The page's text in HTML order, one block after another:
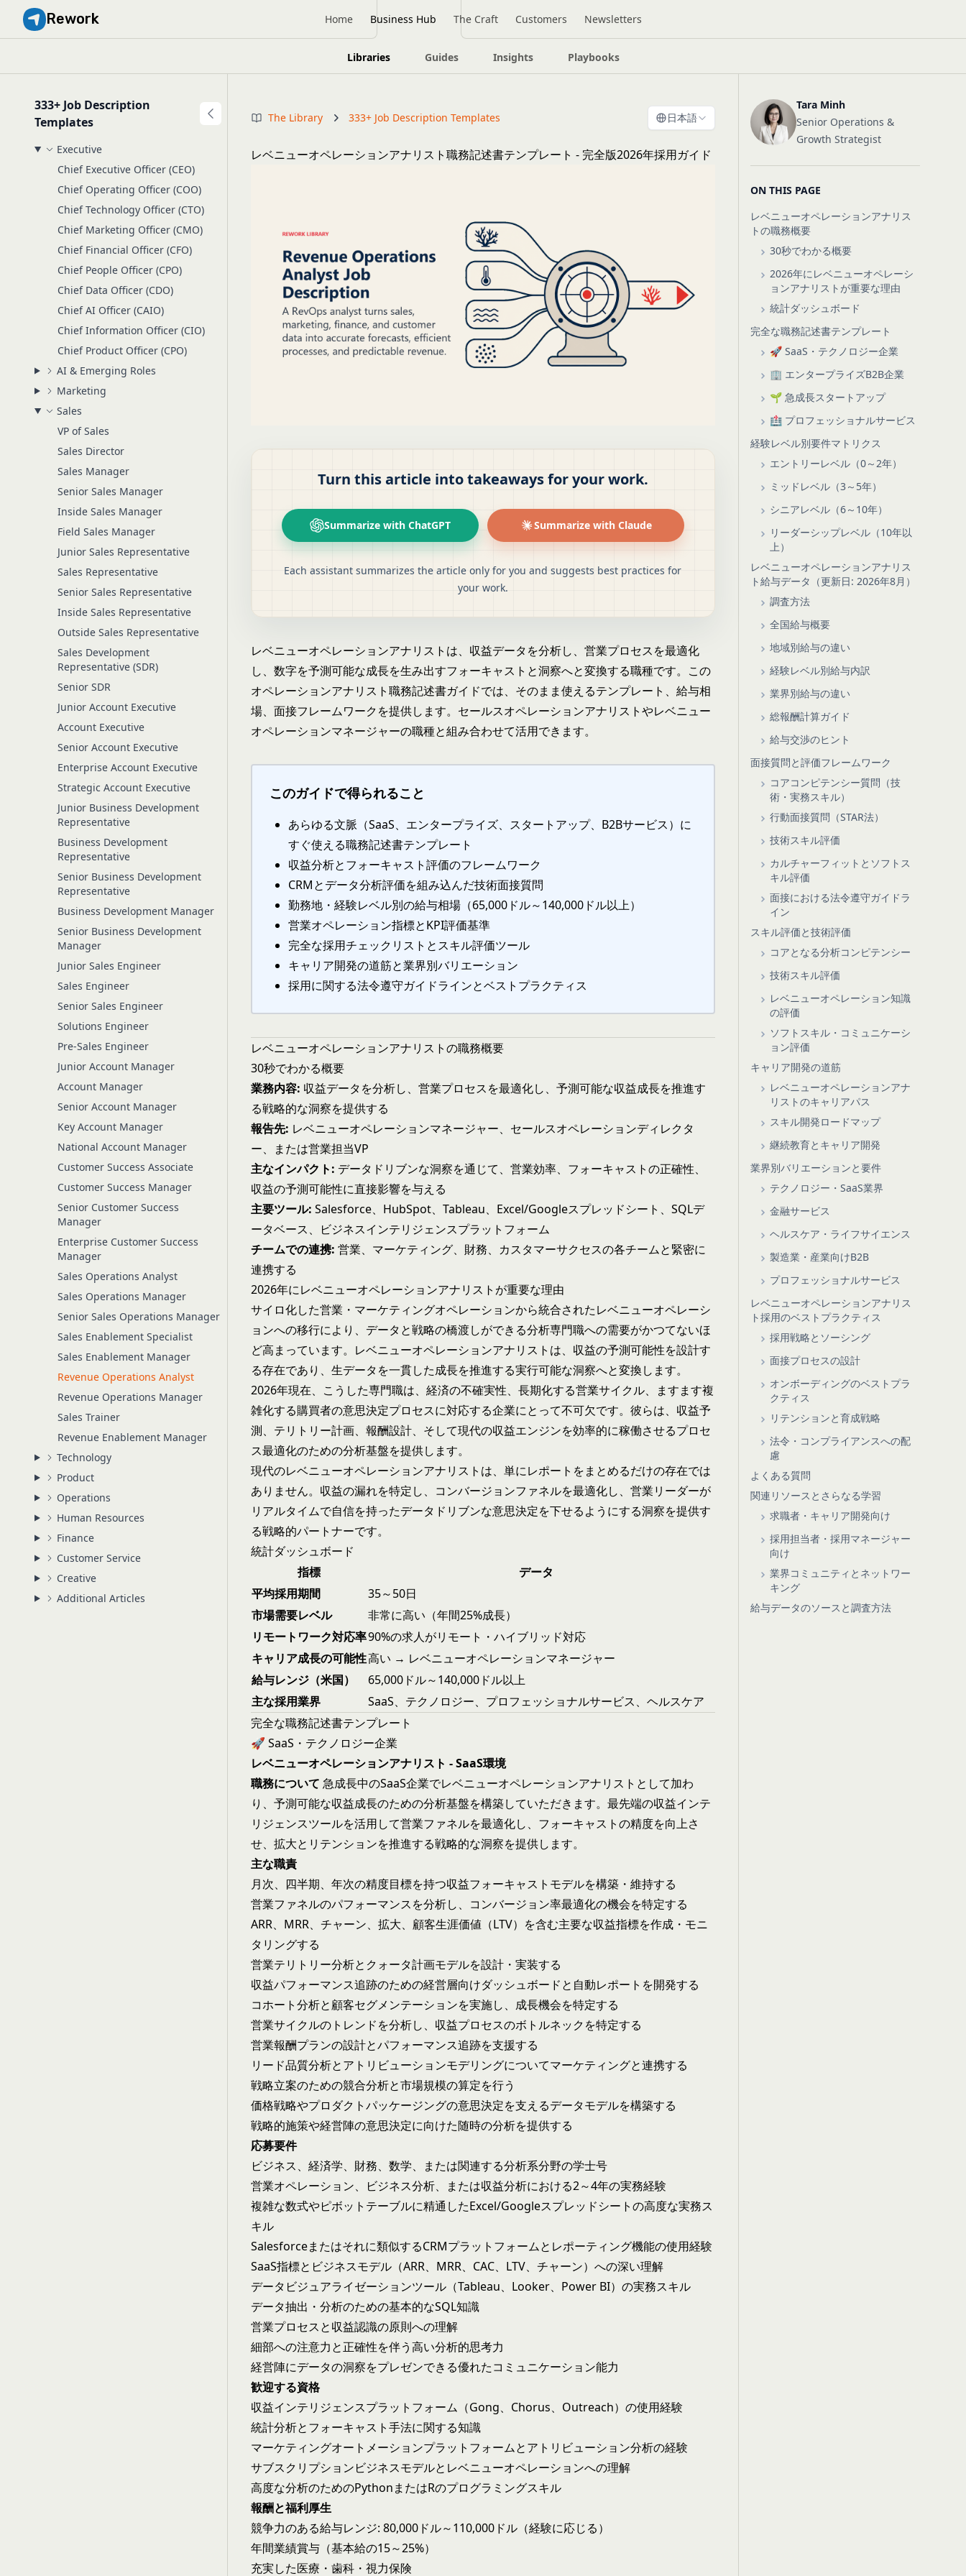
Rework Home Business Hub The Craft Customers Newsletters
Libraries Guides Insights Playbooks
333+ Job Description
Templates
Executive
Chief Executive Officer (CEO)
Chief Operating Officer (COO)
Chief Technology Officer (CTO)
Chief Marketing Officer (CMO)
Chief Financial Officer (CFO)
Chief People Officer (CPO)
Chief Data Officer (CDO)
Chief AI Officer (CAIO)
Chief Information Officer (CIO)
Chief Product Officer (CPO)
AI & Emerging Roles
Marketing
Sales
VP of Sales
Sales Director
Sales Manager
Senior Sales Manager
Inside Sales Manager
Field Sales Manager
Junior Sales Representative
Sales Representative
Senior Sales Representative
Inside Sales Representative
Outside Sales Representative
Sales Development
Representative (SDR)
Senior SDR
Junior Account Executive
Account Executive
Senior Account Executive
Enterprise Account Executive
Strategic Account Executive
Junior Business Development
Representative
Business Development
Representative
Senior Business Development
Representative
Business Development Manager
Senior Business Development
Manager
Junior Sales Engineer
Sales Engineer
Senior Sales Engineer
Solutions Engineer
Pre-Sales Engineer
Junior Account Manager
Account Manager
Senior Account Manager
Key Account Manager
National Account Manager
Customer Success Associate
Customer Success Manager
Senior Customer Success
Manager
Enterprise Customer Success
Manager
Sales Operations Analyst
Sales Operations Manager
Senior Sales Operations Manager
Sales Enablement Specialist
Sales Enablement Manager
Revenue Operations Analyst
Revenue Operations Manager
Sales Trainer
Revenue Enablement Manager
Technology
Product
Operations
Human Resources
Finance
Customer Service
Creative
Additional Articles
The Library 333+ Job Description Templates 日本語
レベニューオペレーションアナリスト職務記述書テンプレート - 完全版2026年採用ガイド
Turn this article into takeaways for your work.
Summarize with ChatGPT Summarize with Claude
Each assistant summarizes the article only for you and suggests best practices for
your work.
レベニューオペレーションアナリストは、収益データを分析し、営業プロセスを最適化
し、数字を予測可能な成長を生み出すフォーキャストと洞察へと変換する職種です。この
オペレーションアナリスト職務記述書ガイドでは、そのまま使えるテンプレート、給与相
場、面接フレームワークを提供します。 セールスオペレーションアナリストやレベニュー
オペレーションマネージャーの職種と組み合わせて活用できます。
このガイドで得られること
あらゆる文脈（SaaS、エンタープライズ、スタートアップ、B2Bサービス）に
すぐ使える職務記述書テンプレート
収益分析とフォーキャスト評価のフレームワーク
CRMとデータ分析評価を組み込んだ技術面接質問
勤務地・経験レベル別の給与相場（65,000ドル～140,000ドル以上）
営業オペレーション指標とKPI評価基準
完全な採用チェックリストとスキル評価ツール
キャリア開発の道筋と業界別バリエーション
採用に関する法令遵守ガイドラインとベストプラクティス
レベニューオペレーションアナリストの職務概要
30秒でわかる概要
業務内容: 収益データを分析し、営業プロセスを最適化し、予測可能な収益成長を推進す
る戦略的な洞察を提供する
報告先: レベニューオペレーションマネージャー、セールスオペレーションディレクタ
ー、または営業担当VP
主なインパクト: データドリブンな洞察を通じて、営業効率、フォーキャストの正確性、
収益の予測可能性に直接影響を与える
主要ツール: Salesforce、HubSpot、Tableau、Excel/Googleスプレッドシート、SQLデ
ータベース、ビジネスインテリジェンスプラットフォーム
チームでの連携: 営業、マーケティング、財務、カスタマーサクセスの各チームと緊密に
連携する
2026年にレベニューオペレーションアナリストが重要な理由
サイロ化した営業・マーケティングオペレーションから統合されたレベニューオペレーシ
ョンへの移行により、データと戦略の橋渡しができる分析専門職への需要がかつてないほ
ど高まっています。レベニューオペレーションアナリストは、収益の予測可能性を設計す
る存在であり、生データを一貫した成長を推進する実行可能な洞察へと変換します。
2026年現在、こうした専門職は、経済の不確実性、長期化する営業サイクル、ますます複
雑化する購買者の意思決定プロセスに対応する企業にとって不可欠です。彼らは、収益予
測、テリトリー計画、報酬設計、そして現代の収益エンジンを効率的に稼働させるプロセ
ス最適化のための分析基盤を提供します。
現代のレベニューオペレーションアナリストは、単にレポートをまとめるだけの存在では
ありません。収益の漏れを特定し、コンバージョンファネルを最適化し、営業リーダーが
リアルタイムで自信を持ったデータドリブンな意思決定を下せるようにする洞察を提供す
る戦略的パートナーです。
統計ダッシュボード
指標
データ
平均採用期間
35～50日
市場需要レベル
非常に高い（年間25%成長）
リモートワーク対応率90%の求人がリモート・ハイブリッド対応
キャリア成長の可能性高い → レベニューオペレーションマネージャー
給与レンジ（米国）
65,000ドル～140,000ドル以上
主な採用業界
SaaS、テクノロジー、プロフェッショナルサービス、ヘルスケア
完全な職務記述書テンプレート
🚀 SaaS・テクノロジー企業
レベニューオペレーションアナリスト - SaaS環境
職務について 急成長中のSaaS企業でレベニューオペレーションアナリストとして加わ
り、予測可能な収益成長のための分析基盤を構築していただきます。最先端の収益インテ
リジェンスツールを活用して営業ファネルを最適化し、フォーキャストの精度を向上さ
せ、拡大とリテンションを推進する戦略的な洞察を提供します。
主な職責
月次、四半期、年次の精度目標を持つ収益フォーキャストモデルを構築・維持する
営業ファネルのパフォーマンスを分析し、コンバージョン率最適化の機会を特定する
ARR、MRR、チャーン、拡大、顧客生涯価値（LTV）を含む主要な収益指標を作成・モニ
タリングする
営業テリトリー分析とクォータ計画モデルを設計・実装する
収益パフォーマンス追跡のための経営層向けダッシュボードと自動レポートを開発する
コホート分析と顧客セグメンテーションを実施し、成長機会を特定する
営業サイクルのトレンドを分析し、収益プロセスのボトルネックを特定する
営業報酬プランの設計とパフォーマンス追跡を支援する
リード品質分析とアトリビューションモデリングについてマーケティングと連携する
戦略立案のための競合分析と市場規模の算定を行う
価格戦略やプロダクトパッケージングの意思決定を支えるデータモデルを構築する
戦略的施策や経営陣の意思決定に向けた随時の分析を提供する
応募要件
ビジネス、経済学、財務、数学、または関連する分析系分野の学士号
営業オペレーション、ビジネス分析、または収益分析における2～4年の実務経験
複雑な数式やピボットテーブルに精通したExcel/Googleスプレッドシートの高度な実務ス
キル
Salesforceまたはそれに類似するCRMプラットフォームとレポーティング機能の使用経験
SaaS指標とビジネスモデル（ARR、MRR、CAC、LTV、チャーン）への深い理解
データビジュアライゼーションツール（Tableau、Looker、Power BI）の実務スキル
データ抽出・分析のための基本的なSQL知識
営業プロセスと収益認識の原則への理解
細部への注意力と正確性を伴う高い分析的思考力
経営陣にデータの洞察をプレゼンできる優れたコミュニケーション能力
歓迎する資格
収益インテリジェンスプラットフォーム（Gong、Chorus、Outreach）の使用経験
統計分析とフォーキャスト手法に関する知識
マーケティングオートメーションプラットフォームとアトリビューション分析の経験
サブスクリプションビジネスモデルとレベニューオペレーションへの理解
高度な分析のためのPythonまたはRのプログラミングスキル
報酬と福利厚生
競争力のある給与レンジ: 80,000ドル～110,000ドル（経験に応じる）
年間業績賞与（基本給の15～25%）
充実した医療・歯科・視力保険
Tara Minh
Senior Operations &
Growth Strategist
ON THIS PAGE
レベニューオペレーションアナリス
トの職務概要
30秒でわかる概要
2026年にレベニューオペレーシ
ョンアナリストが重要な理由
統計ダッシュボード
完全な職務記述書テンプレート
🚀 SaaS・テクノロジー企業
🏢 エンタープライズB2B企業
🌱 急成長スタートアップ
🏥 プロフェッショナルサービス
経験レベル別要件マトリクス
エントリーレベル（0～2年）
ミッドレベル（3～5年）
シニアレベル（6～10年）
リーダーシップレベル（10年以
上）
レベニューオペレーションアナリス
ト給与データ（更新日: 2026年8月）
調査方法
全国給与概要
地域別給与の違い
経験レベル別給与内訳
業界別給与の違い
総報酬計算ガイド
給与交渉のヒント
面接質問と評価フレームワーク
コアコンピテンシー質問（技
術・実務スキル）
行動面接質問（STAR法）
技術スキル評価
カルチャーフィットとソフトス
キル評価
面接における法令遵守ガイドラ
イン
スキル評価と技術評価
コアとなる分析コンピテンシー
技術スキル評価
レベニューオペレーション知識
の評価
ソフトスキル・コミュニケーシ
ョン評価
キャリア開発の道筋
レベニューオペレーションアナ
リストのキャリアパス
スキル開発ロードマップ
継続教育とキャリア開発
業界別バリエーションと要件
テクノロジー・SaaS業界
金融サービス
ヘルスケア・ライフサイエンス
製造業・産業向けB2B
プロフェッショナルサービス
レベニューオペレーションアナリス
ト採用のベストプラクティス
採用戦略とソーシング
面接プロセスの設計
オンボーディングのベストプラ
クティス
リテンションと育成戦略
法令・コンプライアンスへの配
慮
よくある質問
関連リソースとさらなる学習
求職者・キャリア開発向け
採用担当者・採用マネージャー
向け
業界コミュニティとネットワー
キング
給与データのソースと調査方法